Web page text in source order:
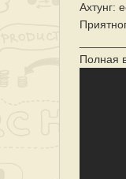
Ахтунг:
Полная